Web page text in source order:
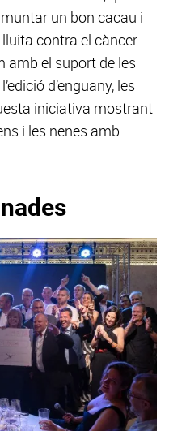
un bon cacau i
contra el càncer
amb el suport de les
d’enguany, les
iniciativa mostrant
i les nenes amb